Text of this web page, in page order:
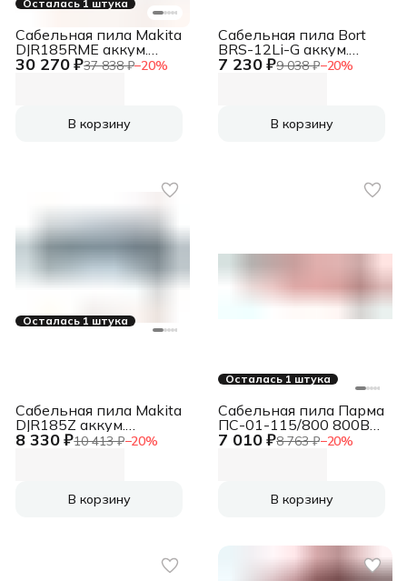
Осталась 1 штука
30 270 ₽37 838 ₽−20%
Сабельная пила Makita
DJR185RME аккум.
3000ход/мин
В корзину
7 230 ₽9 038 ₽−20%
Сабельная пила Bort
BRS-12Li-G аккум.
(93410167)
В корзину
Осталась 1 штука
8 330 ₽10 413 ₽−20%
Сабельная пила Makita
DJR185Z аккум.
3000ход/мин
В корзину
Осталась 1 штука
7 010 ₽8 763 ₽−20%
Сабельная пила Парма
ПС-01-115/800 800Вт
3000ход/мин
В корзину